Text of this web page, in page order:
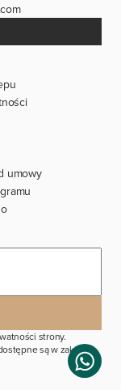
umowy
strony.
są w zakładce